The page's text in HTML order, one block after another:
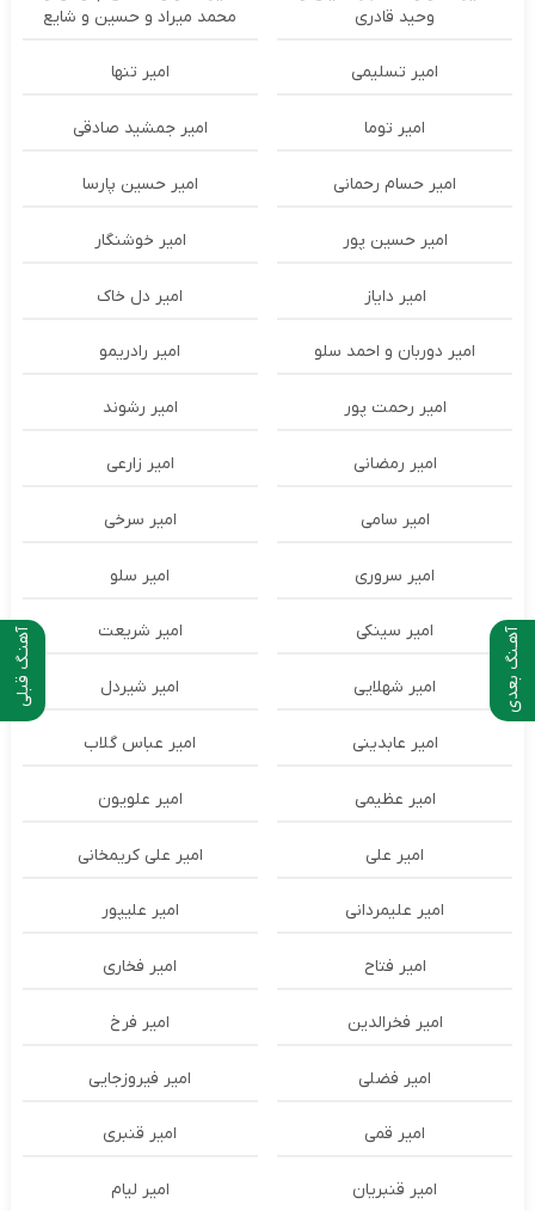
آهنـگ قبلی آهـنگ بعدی
وحید قادری
محمد میراد و حسین و شایع
امیر تسلیمی امیر تنها
امیر توما امیر جمشید صادقی
امیر حسام رحمانی امیر حسین پارسا
امیر حسین پور امیر خوشنگار
امیر دایاز امیر دل خاک
امیر دوربان و احمد سلو امیر رادریمو
امیر رحمت پور امیر رشوند
امیر رمضانی امیر زارعی
امیر سامی امیر سرخی
امیر سروری امیر سلو
امیر سینکی امیر شریعت
امیر شهلایی امیر شیردل
امیر عابدینی امیر عباس گلاب
امیر عظیمی امیر علویون
امیر علی امیر علی کریمخانی
امیر علیمردانی امیر علیپور
امیر فتاح امیر فخاری
امیر فخرالدین امیر فرخ
امیر فضلی امیر فیروزجایی
امیر قمی امیر قنبری
امیر قنبریان امیر لیام